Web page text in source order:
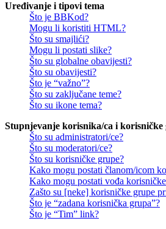
Uređivanje i tipovi tema
Što je BBKod?
Mogu li koristiti HTML?
Što su smajlići?
Mogu li postati slike?
Što su globalne obavijesti?
Što su obavijesti?
Što je “važno”?
Što su zaključane teme?
Što su ikone tema?
Stupnjevanje korisnika/ca i korisničke
Što su administratori/ce?
Što su moderatori/ce?
Što su korisničke grupe?
Kako mogu postati članom/icom
Kako mogu postati vođa
Zašto su [neke] korisničke grupe
Što je “zadana korisnička grupa”?
Što je “Tim” link?